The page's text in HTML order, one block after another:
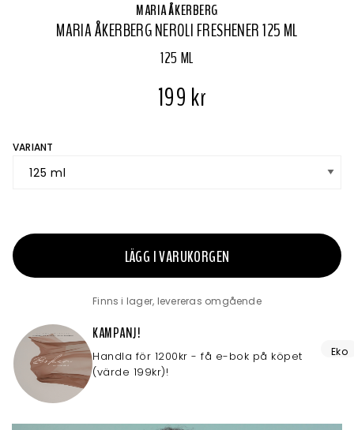
MARIA ÅKERBERG
MARIA ÅKERBERG NEROLI FRESHENER 125 ML
125 ML
199 kr
VARIANT
LÄGG I VARUKORGEN
Finns i lager, levereras omgående
KAMPANJ!
Handla för 1200kr - få e-bok på köpet
(värde 199kr)!
Eko